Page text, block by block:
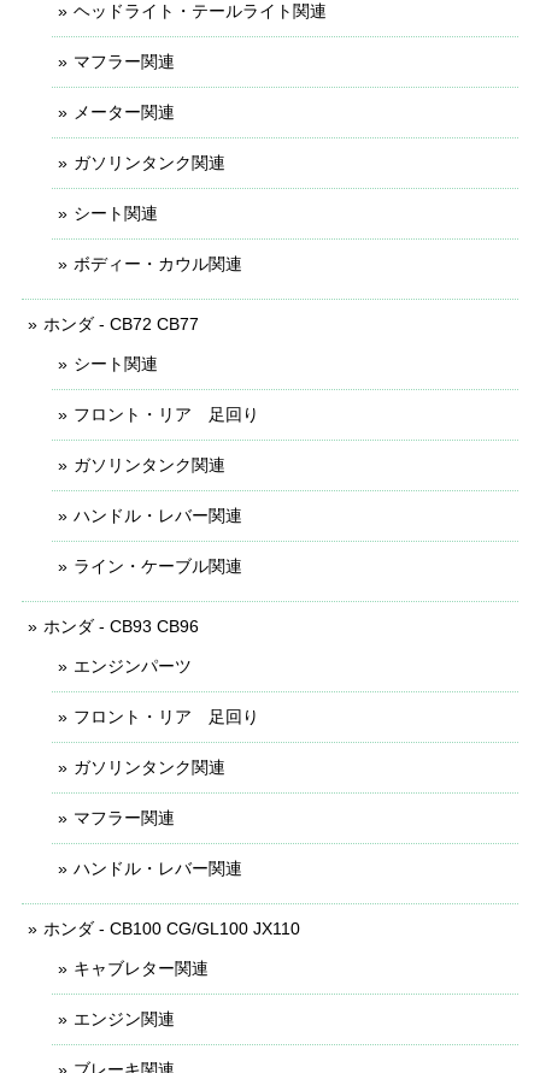
ヘッドライト・テールライト関連
マフラー関連
メーター関連
ガソリンタンク関連
シート関連
ボディー・カウル関連
ホンダ - CB72 CB77
シート関連
フロント・リア 足回り
ガソリンタンク関連
ハンドル・レバー関連
ライン・ケーブル関連
ホンダ - CB93 CB96
エンジンパーツ
フロント・リア 足回り
ガソリンタンク関連
マフラー関連
ハンドル・レバー関連
ホンダ - CB100 CG/GL100 JX110
キャブレター関連
エンジン関連